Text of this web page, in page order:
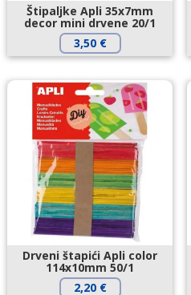
Štipaljke Apli 35x7mm
decor mini drvene 20/1
3,50 €
Drveni štapići Apli color
114x10mm 50/1
2,20 €